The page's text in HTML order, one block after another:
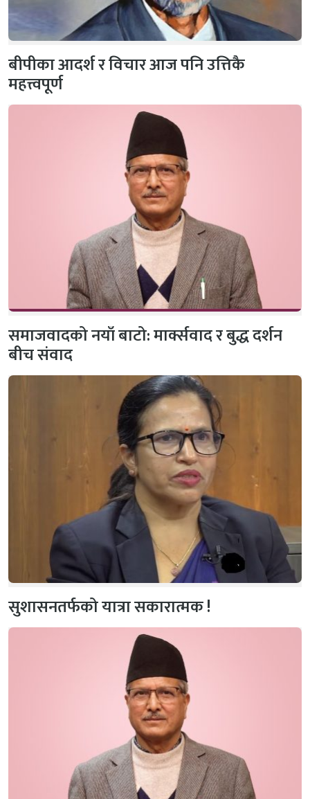
बीपीका आदर्श र विचार आज पनि उत्तिकै
महत्त्वपूर्ण
समाजवादको नयाँ बाटो: मार्क्सवाद र बुद्ध दर्शन
बीच संवाद
सुशासनतर्फको यात्रा सकारात्मक !